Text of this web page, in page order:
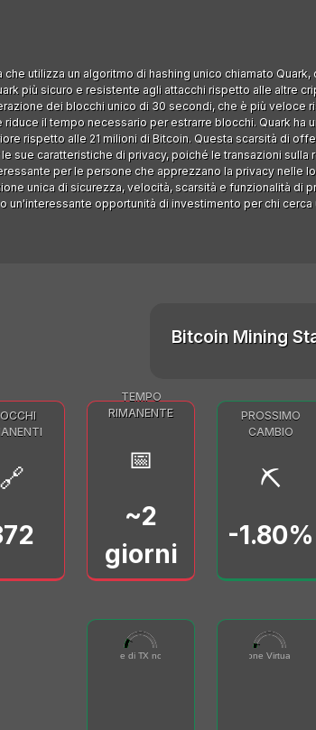
che utilizza un algoritmo di hashing unico chiamato
più sicuro e resistente agli attacchi rispetto alle altre
dei blocchi unico di 30 secondi, che è più veloce
riduce il tempo necessario per estrarre blocchi. Quark ha
rispetto alle 21 milioni di Bitcoin. Questa scarsità di
sue caratteristiche di privacy, poiché le transazioni
per le persone che apprezzano la privacy nelle
unica di sicurezza, velocità, scarsità e funzionalità di
un'interessante opportunità di investimento per chi cerca
Bitcoin Mining
🔗
TEMPO
RIMANENTE
📅
~2
giorni
PROSSIMO
CAMBIO
⛏️
-1.80%
96432
Numero totale di TX non confermati
0 500000
45561691
Dimensione Virtuale (vB/
0 500000000